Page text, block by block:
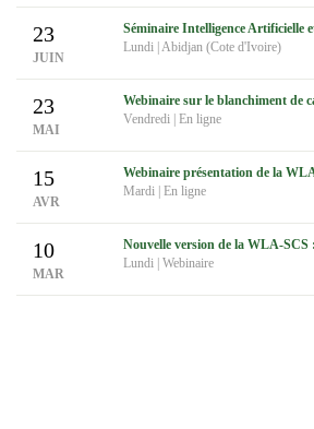
23
JUIN
Séminaire Intelligence Artificielle
Lundi Abidjan (Cote d'Ivoire)
23
MAI
Webinaire sur le blanchiment de
Vendredi
En ligne
15
AVR
Webinaire présentation de la
Mardi
En ligne
10
MAR
Nouvelle version de la WLA-SCS
Lundi
Webinaire